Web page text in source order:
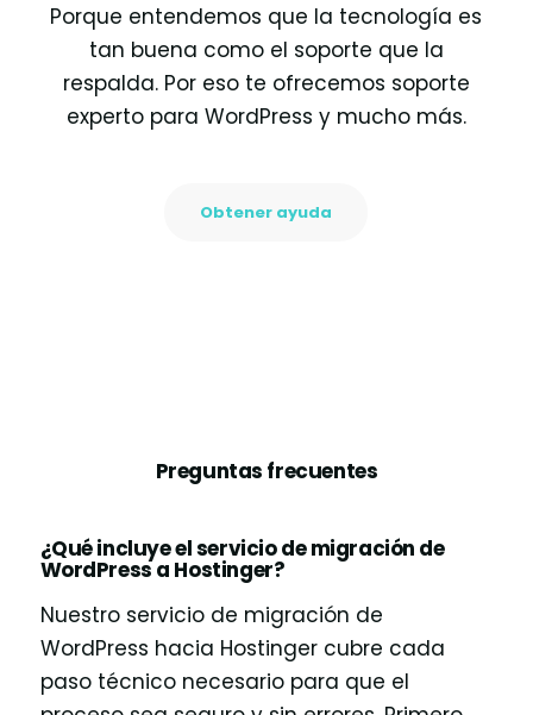
Porque entendemos que la tecnología es
tan buena como el soporte que la
respalda. Por eso te ofrecemos soporte
experto para WordPress y mucho más.
Obtener ayuda
Preguntas frecuentes
¿Qué incluye el servicio de migración de
WordPress a Hostinger?
Nuestro servicio de migración de
WordPress hacia Hostinger cubre cada
paso técnico necesario para que el